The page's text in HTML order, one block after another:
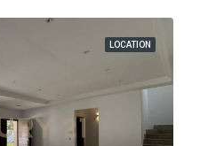
LOCATION